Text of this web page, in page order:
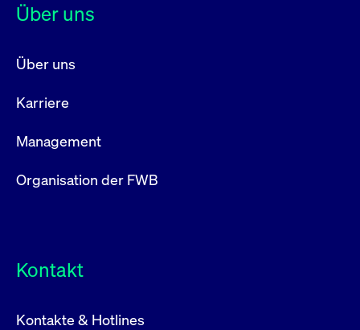
Über uns
Über uns
Karriere
Management
Organisation der FWB
Kontakt
Kontakte & Hotlines